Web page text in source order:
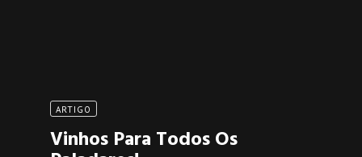
ARTIGO
Vinhos Para Todos Os